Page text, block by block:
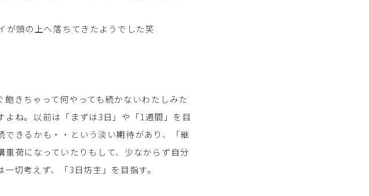
が頭の上へ落ちてきたようでした笑
きちゃって何やっても続かないわたしみた
ね。以前は「まずは3日」や「1週間」を目
きるかも・・という淡い期待があり、「継
荷になっていたりもして、少なからず自分
切考えず、「3日坊主」を目指す。